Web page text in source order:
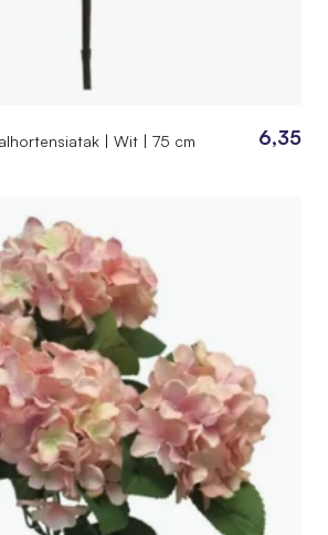
| Wit | 75 cm 6,35